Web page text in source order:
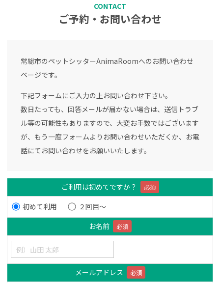
CONTACT
ご予約・お問い合わせ
常総市のペットシッターAnimaRoomへのお問い合わせ
ページです。
下記フォームにご入力の上お問い合わせ下さい。
数日たっても、回答メールが届かない場合は、送信トラブ
ル等の可能性もありますので、大変お手数ではございます
が、もう一度フォームよりお問い合わせいただくか、お電
話にてお問い合わせをお願いいたします。
ご利用は初めてですか？ 必須
初めて利用
２回目～
お名前
必須
メールアドレス 必須